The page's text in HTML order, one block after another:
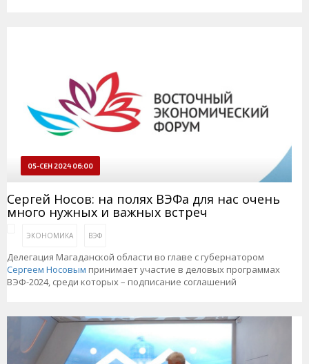
05-СЕН 2024 06:00
Сергей Носов: на полях ВЭФа для нас очень
много нужных и важных встреч
ЭКОНОМИКА ВЭФ
Делегация Магаданской области во главе с губернатором
Сергеем Носовым принимает участие в деловых программах
ВЭФ-2024, среди которых – подписание соглашений